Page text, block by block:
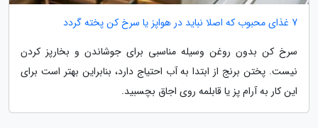
7 غذای محبوب که اصلا نباید در هواپز یا سرخ کن پخته گردد
سرخ کن بدون روغن وسیله مناسبی برای جوشاندن و بخارپز کردن
نیست. پختن برنج از ابتدا به آب احتیاج دارد، بنابراین بهتر است برای
این کار به آرام پز یا قابلمه روی اجاق بچسبید.